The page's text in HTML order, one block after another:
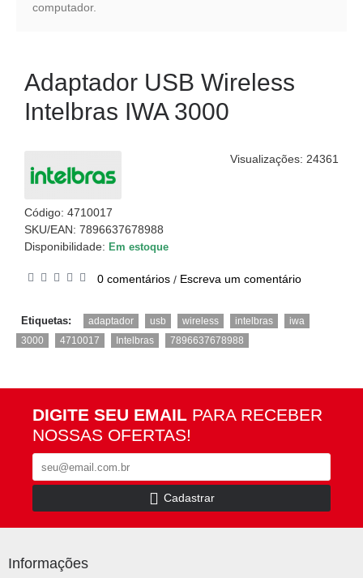
computador.
Adaptador USB Wireless
Intelbras IWA 3000
Visualizações: 24361
Código: 4710017
SKU/EAN: 7896637678988
Disponibilidade: Em estoque
0 comentários / Escreva um comentário
Etiquetas: adaptador usb wireless intelbras iwa
3000 4710017 Intelbras 7896637678988
DIGITE SEU EMAIL PARA RECEBER
NOSSAS OFERTAS!
Cadastrar
Informações